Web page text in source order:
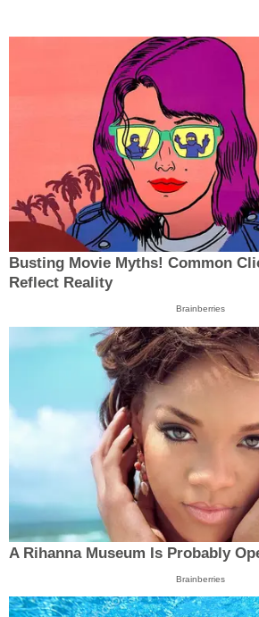
Busting Movie Myths! Common
Reflect Reality
Brainberries
A Rihanna Museum Is Probably
Brainberries